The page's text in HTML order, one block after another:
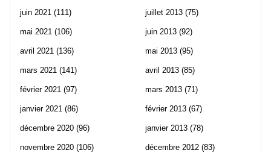
juin 2021 (111)
mai 2021 (106)
avril 2021 (136)
mars 2021 (141)
février 2021 (97)
janvier 2021 (86)
décembre 2020 (96)
novembre 2020 (106)
juillet 2013 (75)
juin 2013 (92)
mai 2013 (95)
avril 2013 (85)
mars 2013 (71)
février 2013 (67)
janvier 2013 (78)
décembre 2012 (83)